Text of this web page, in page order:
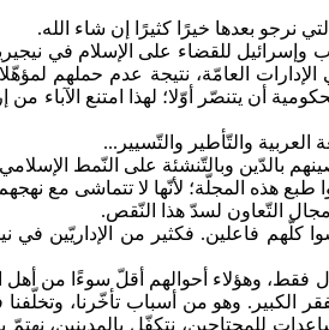
نرجو بعدها خيرًا كثيرًا إن شاء الله.
للقضاء على الإسلام في
العامّة، نتيجة عدم حملهم
أن يتنصّر أوّلا؛ لهذا امتنع الآباء من
والتّأطير والتّسيير...
بالدّين وبالتّنشئة على النّمط
هذه المجلّة؛ لأنّها لا تتماشى مع
التّعاون لسدّ هذا النّقص.
حوالى ثلاثين مليون مسلم. لكنّهم ليسوا كلّهم فاعلين.
وهؤلاء أحوالهم أقلّ سوءًا من أهل
الكبير. وهو من أسباب تأخّرنا،
للمحتاجين، نتكفّل بالمدينين،